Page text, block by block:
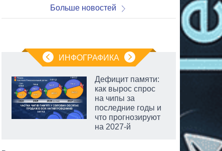
Больше новостей
ИНФОГРАФИКА
Дефицит памяти:
как вырос спрос
на чипы за
последние годы и
что прогнозируют
на 2027-й